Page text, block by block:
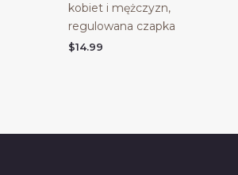
kobiet i mężczyzn,
regulowana czapka
$14.99